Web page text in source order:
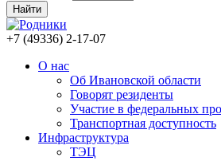
+7 (49336) 2-17-07
О нас
Об Ивановской области
Говорят резиденты
Участие в федеральных
Транспортная доступность
Инфраструктура
ТЭЦ